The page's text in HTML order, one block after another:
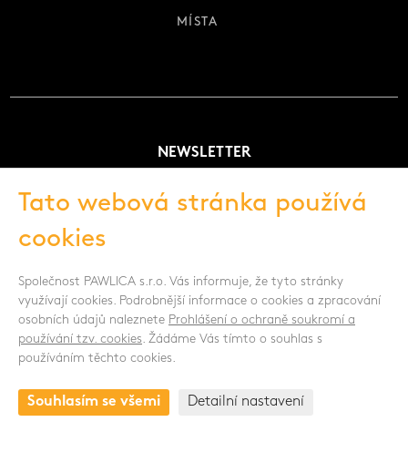
MÍSTA
KONTAKT
NEWSLETTER
Souhlasím se zpracováním osobních údajů -
SLEDUJTE NÁS
Tato webová stránka používá
cookies
Společnost PAWLICA s.r.o. Vás informuje, že tyto stránky
využívají cookies. Podrobnější informace o cookies a zpracování
osobních údajů naleznete Prohlášení o ochraně soukromí a
používání tzv. cookies. Žádáme Vás tímto o souhlas s
používáním těchto cookies.
Souhlasím se všemi Detailní nastavení